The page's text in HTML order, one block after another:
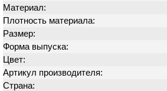
Материал:
Плотность материала:
Размер:
Форма выпуска:
Цвет:
Артикул производителя:
Страна: